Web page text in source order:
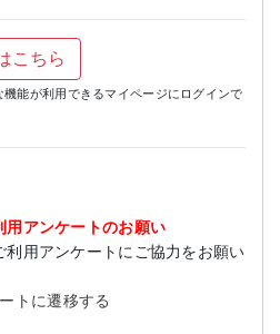
こちら
能が利用できるマイページにログインで
用アンケートのお願い
利用アンケートにご協力をお願い
トに遷移する